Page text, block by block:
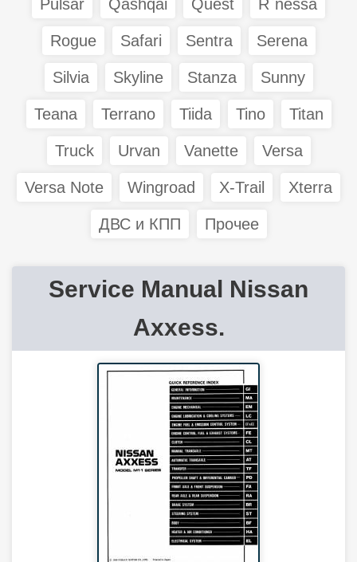
Pulsar Qashqai Quest R`nessa
Rogue Safari Sentra Serena
Silvia Skyline Stanza Sunny
Teana Terrano Tiida Tino Titan
Truck Urvan Vanette Versa
Versa Note Wingroad X-Trail Xterra
ДВС и КПП Прочее
Service Manual Nissan
Axxess.